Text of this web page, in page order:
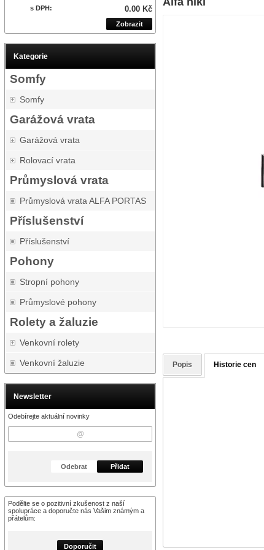
s DPH: 0.00 Kč
Zobrazit
Kategorie
Somfy
Somfy
Garážová vrata
Garážová vrata
Rolovací vrata
Průmyslová vrata
Průmyslová vrata ALFA PORTAS
Příslušenství
Příslušenství
Pohony
Stropní pohony
Průmyslové pohony
Rolety a žaluzie
Venkovní rolety
Venkovní žaluzie
Newsletter
Odebírejte aktuální novinky
Odebrat Přidat
Podělte se o pozitivní zkušenost z naší
spolupráce a doporučte nás Vašim známým a
přátelům:
Doporučit
Popis Historie cen